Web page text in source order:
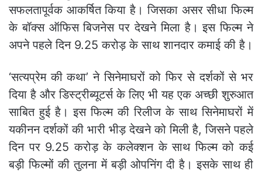
सफलतापूर्वक आकर्षित किया है। जिसका असर सीधा फिल्म
के बॉक्स ऑफिस बिजनेस पर देखने मिला है। इस फिल्म ने
अपने पहले दिन 9.25 करोड़ के साथ शानदार कमाई की है।
‘सत्यप्रेम की कथा’ ने सिनेमाघरों को फिर से दर्शकों से भर
दिया है और डिस्ट्रीब्यूटर्स के लिए भी यह एक अच्छी शुरुआत
साबित हुई है। इस फिल्म की रिलीज के साथ सिनेमाघरों में
यकीनन दर्शकों की भारी भीड़ देखने को मिली है, जिसने पहले
दिन पर 9.25 करोड़ के कलेक्शन के साथ फिल्म को कई
बड़ी फिल्मों की तुलना में बड़ी ओपनिंग दी है। इसके साथ ही